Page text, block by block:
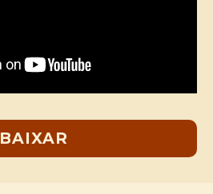
BAIXAR